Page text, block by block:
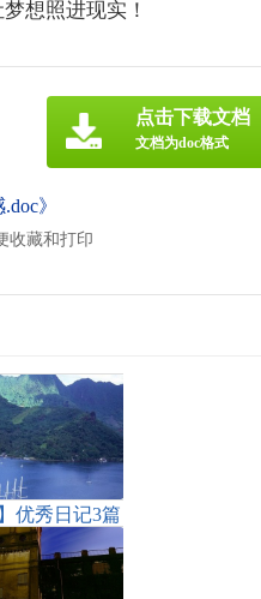
想照进现实！
》
收藏和打印
点击下载文档
文档为doc格式
优秀日记3篇